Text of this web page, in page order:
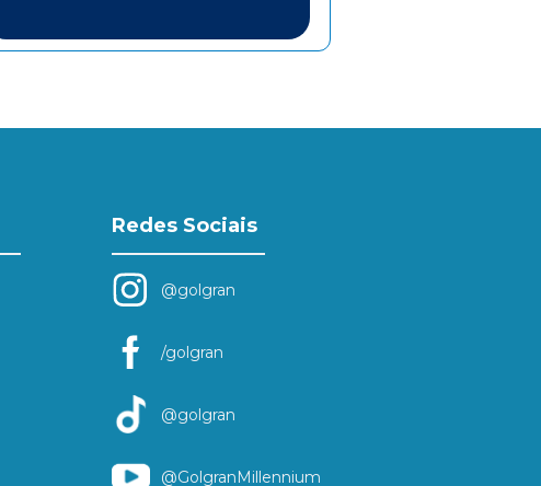
Redes Sociais
@golgran
/golgran
@golgran
@GolgranMillennium